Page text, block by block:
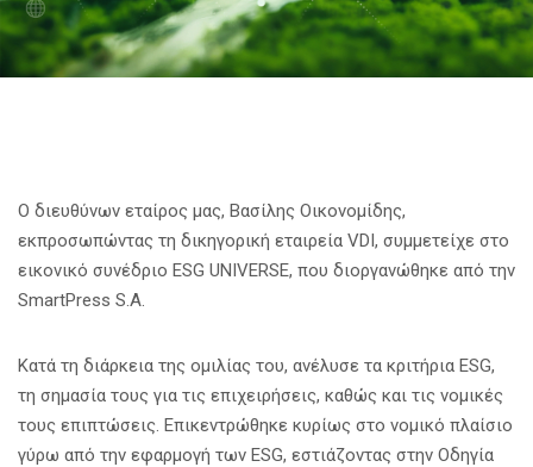
Ο διευθύνων εταίρος μας, Βασίλης Οικονομίδης,
εκπροσωπώντας τη δικηγορική εταιρεία VDI, συμμετείχε στο
εικονικό συνέδριο ESG UNIVERSE, που διοργανώθηκε από την
SmartPress S.A.
Κατά τη διάρκεια της ομιλίας του, ανέλυσε τα κριτήρια ESG,
τη σημασία τους για τις επιχειρήσεις, καθώς και τις νομικές
τους επιπτώσεις. Επικεντρώθηκε κυρίως στο νομικό πλαίσιο
γύρω από την εφαρμογή των ESG, εστιάζοντας στην Οδηγία